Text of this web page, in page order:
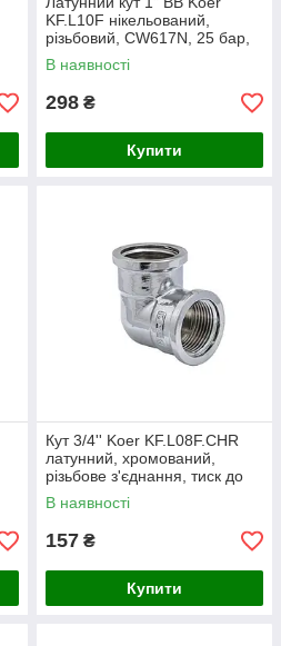
KF.L10F нікельований,
різьбовий, CW617N, 25 бар,
Чехія
В наявності
298 ₴
Купити
Кут 3/4'' Koer KF.L08F.CHR
латунний, хромований,
різьбове з'єднання, тиск до
40 бар, CW617N (KF0125)
В наявності
157 ₴
Купити